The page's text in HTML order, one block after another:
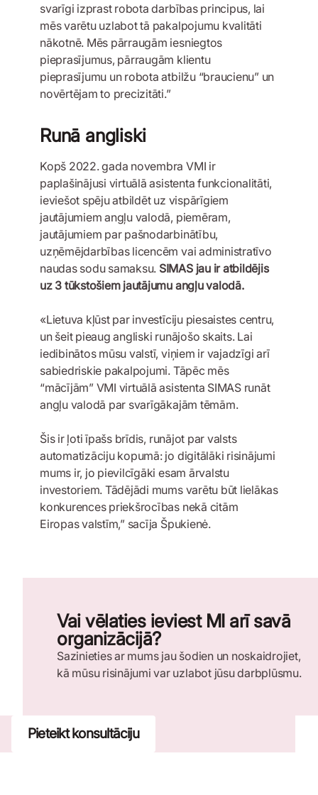
svarīgi izprast robota darbības principus, lai
mēs varētu uzlabot tā pakalpojumu kvalitāti
nākotnē. Mēs pārraugām iesniegtos
pieprasījumus, pārraugām klientu
pieprasījumu un robota atbilžu “braucienu” un
novērtējam to precizitāti.”
Runā angliski
Kopš 2022. gada novembra VMI ir
paplašinājusi virtuālā asistenta funkcionalitāti,
ieviešot spēju atbildēt uz vispārīgiem
jautājumiem angļu valodā, piemēram,
jautājumiem par pašnodarbinātību,
uzņēmējdarbības licencēm vai administratīvo
naudas sodu samaksu. SIMAS jau ir atbildējis
uz 3 tūkstošiem jautājumu angļu valodā.
«Lietuva kļūst par investīciju piesaistes centru,
un šeit pieaug angliski runājošo skaits. Lai
iedibinātos mūsu valstī, viņiem ir vajadzīgi arī
sabiedriskie pakalpojumi. Tāpēc mēs
“mācījām” VMI virtuālā asistenta SIMAS runāt
angļu valodā par svarīgākajām tēmām.
Šis ir ļoti īpašs brīdis, runājot par valsts
automatizāciju kopumā: jo digitālāki risinājumi
mums ir, jo pievilcīgāki esam ārvalstu
investoriem. Tādējādi mums varētu būt lielākas
konkurences priekšrocības nekā citām
Eiropas valstīm,” sacīja Špukienė.
Vai vēlaties ieviest MI arī savā
organizācijā?
Sazinieties ar mums jau šodien un noskaidrojiet,
kā mūsu risinājumi var uzlabot jūsu darbplūsmu.
Pieteikt konsultāciju